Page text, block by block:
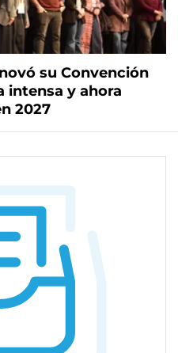
su Convención
intensa y ahora
2027